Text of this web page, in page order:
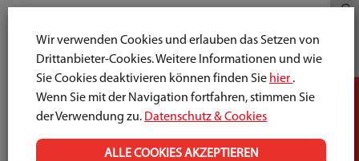
Jobs
Wir verwenden Cookies und erlauben das Setzen von
Drittanbieter-Cookies. Weitere Informationen und wie
Sie Cookies deaktivieren können finden Sie hier .
Wenn Sie mit der Navigation fortfahren, stimmen Sie
der Verwendung zu. Datenschutz & Cookies
ALLE COOKIES AKZEPTIEREN